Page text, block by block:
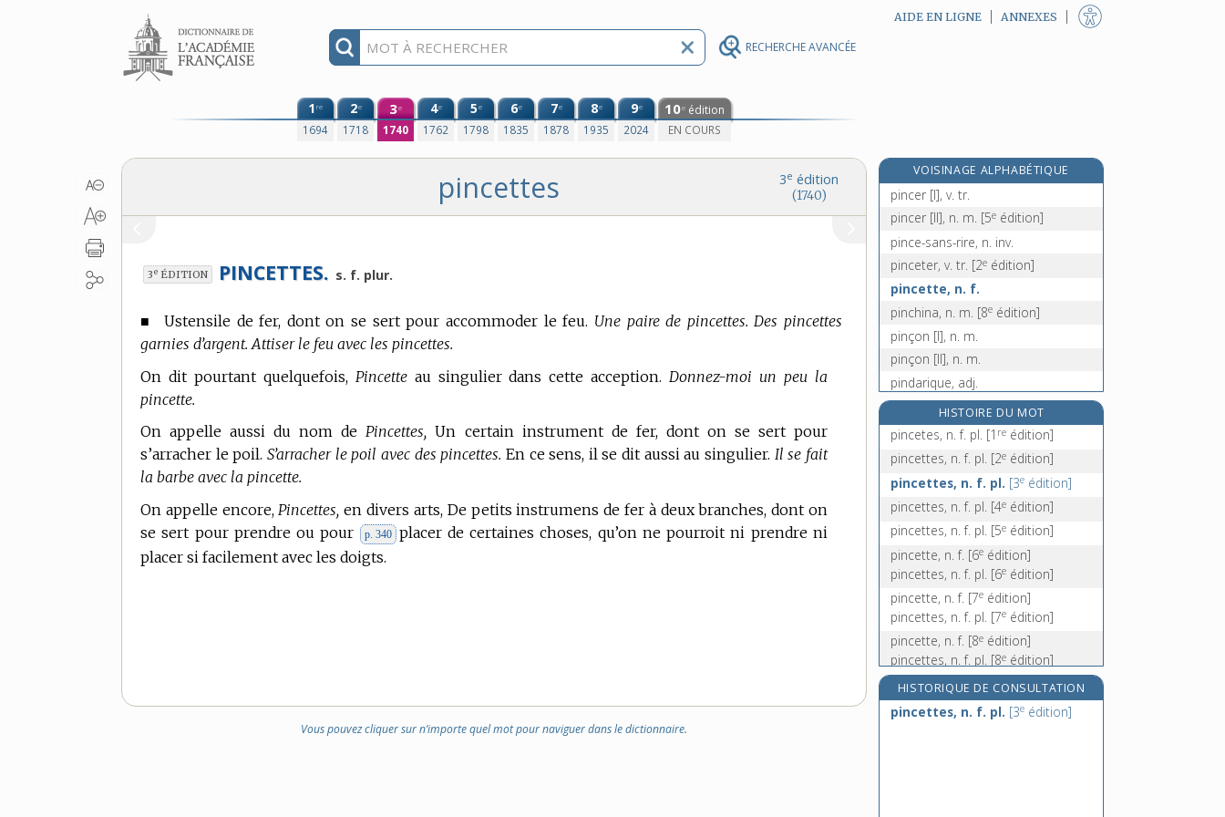
RECHERCHE AVANCÉE
Aller au contenu AIDE EN LIGNE ANNEXES
1re
1694
2e
1718
3e
1740
4e
1762
5e
1798
6e
1835
7e
1878
8e
1935
9e
2024
10e édition
EN COURS
3e édition
(1740)
pincettes
3e ÉDITION PINCETTES. s. f. plur.
■ Ustensile de fer, dont on se sert pour accommoder le feu. Une paire de pincettes. Des pincettes
garnies d’argent. Attiser le feu avec les pincettes.
On dit pourtant quelquefois, Pincetteau singulier dans cette acception. Donnez-moi un peu la
pincette.
On appelle aussi du nom dePincettes, Un certain instrument de fer, dont on se sert pour
s’arracher le poil. S’arracher le poil avec des pincettes. En ce sens, il se dit aussi au singulier. Il se fait
la barbe avec la pincette.
On appelle encore, Pincettes, en divers arts, De petits instrumens de fer à deux branches, dont on
se sert pour prendre ou pour
p. 340 placer de certaines choses, qu’on ne pourroit ni prendre ni
placer si facilement avec les doigts.
Vous pouvez cliquer sur n’importe quel mot pour naviguer dans le dictionnaire.
VOISINAGE ALPHABÉTIQUE
pince-oreille, n. m.
pincer [I], v. tr.
pincer [II], n. m. [5e édition]
pince-sans-rire, n. inv.
pinceter, v. tr. [2e édition]
pincette, n. f.
pinchina, n. m. [8e édition]
pinçon [I], n. m.
pinçon [II], n. m.
pindarique, adj.
pindariser, v. intr.
pindariseur, n. m.[7eédition]
pindarisme, n. m.
pinde, n. m.
pine, n. f.
HISTOIRE DU MOT
pincetes, n. f. pl. [1 re édition]
pincettes, n. f. pl. [2e édition]
pincettes, n. f. pl. [3e édition]
pincettes, n. f. pl. [4e édition]
pincettes, n. f. pl. [5e édition]
pincette, n. f. [6e édition]
pincettes, n. f. pl. [6e édition]
pincette, n. f. [7e édition]
pincettes, n. f. pl. [7e édition]
pincette, n. f. [8e édition]
pincettes, n. f. pl. [8e édition]
pincette, n. f.[9 eédition]
HISTORIQUE DE CONSULTATION
pincettes, n. f. pl. [3e édition]